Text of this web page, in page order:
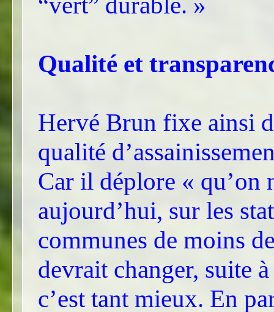
Qualité et
Hervé Brun fixe ainsi
qualité
Car il déplore « qu’on
aujourd’hui, sur les
communes de moins
devrait changer, suite
c’est tant mieux. En